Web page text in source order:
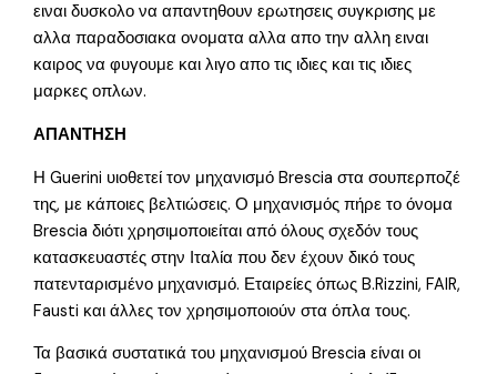
ειναι δυσκολο να απαντηθουν ερωτησεις συγκρισης με
αλλα παραδοσιακα ονοματα αλλα απο την αλλη ειναι
καιρος να φυγουμε και λιγο απο τις ιδιες και τις ιδιες
μαρκες οπλων.
ΑΠΑΝΤΗΣΗ
Η Guerini υιοθετεί τον μηχανισμό Brescia στα σουπερποζέ
της, με κάποιες βελτιώσεις. Ο μηχανισμός πήρε το όνομα
Brescia διότι χρησιμοποιείται από όλους σχεδόν τους
κατασκευαστές στην Ιταλία που δεν έχουν δικό τους
πατενταρισμένο μηχανισμό. Εταιρείες όπως B.Rizzini, FAIR,
Fausti και άλλες τον χρησιμοποιούν στα όπλα τους.
Τα βασικά συστατικά του μηχανισμού Brescia είναι οι